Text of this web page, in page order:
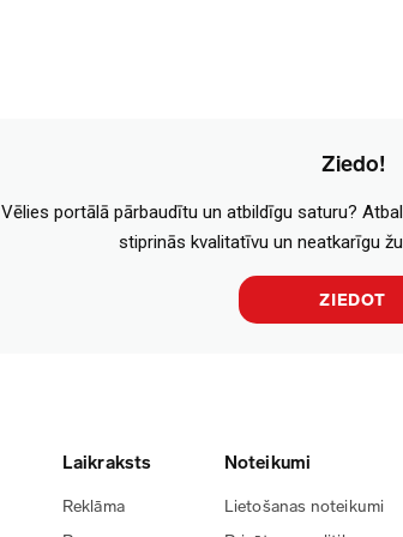
Ziedo!
Vēlies portālā pārbaudītu un atbildīgu saturu?
stiprinās kvalitatīvu un neatkarīgu
ZIEDOT
Laikraksts
Reklāma
Noteikumi
Lietošanas noteikumi